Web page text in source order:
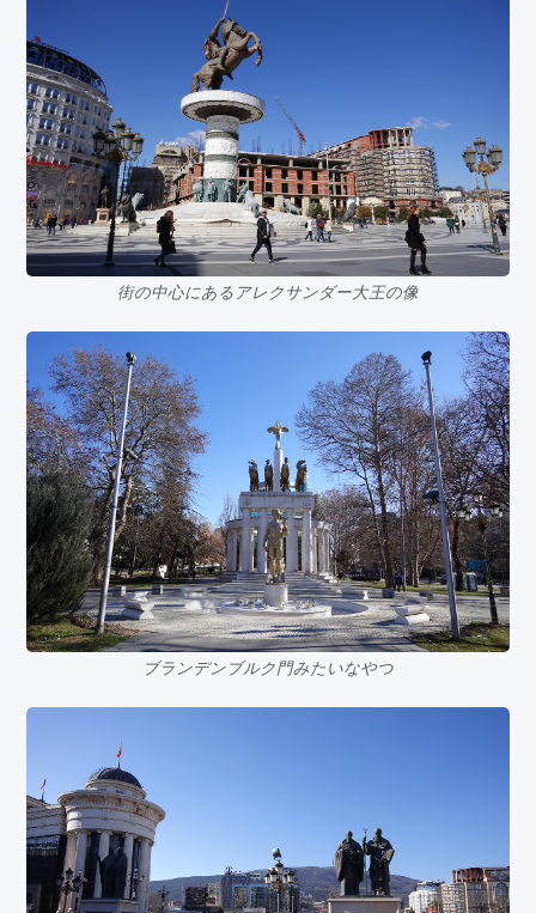
街の中心にあるアレクサンダー大王の像
ブランデンブルク門みたいなやつ